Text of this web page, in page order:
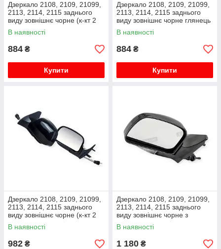
Дзеркало 2108, 2109, 21099,
2113, 2114, 2115 заднього
виду зовнішнє чорне (к-кт 2
шт) EuroTun
В наявності
884 ₴
Купити
Дзеркало 2108, 2109, 21099,
2113, 2114, 2115 заднього
виду зовнішнє чорне глянець
(к-кт 2 шт) EuroTun
В наявності
884 ₴
Купити
Дзеркало 2108, 2109, 21099,
2113, 2114, 2115 заднього
виду зовнішнє чорне (к-кт 2
шт) VITOL
В наявності
982 ₴
Дзеркало 2108, 2109, 21099,
2113, 2114, 2115 заднього
виду зовнішнє чорне з
поворотом (к-кт 2 шт) Elegant
В наявності
1 180 ₴